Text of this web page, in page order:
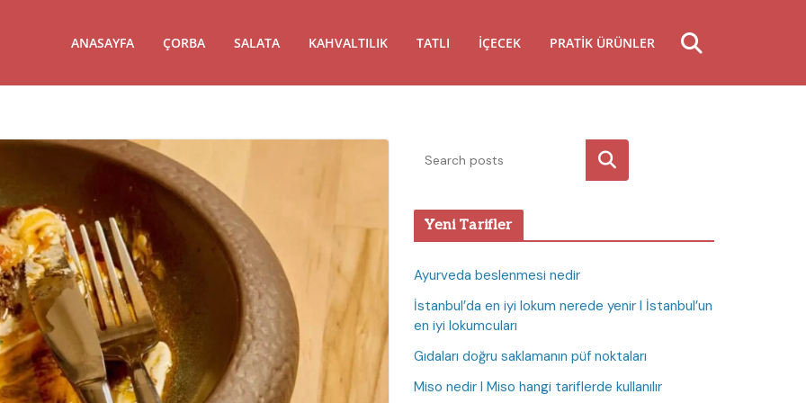
ANASAYFA ÇORBA SALATA KAHVALTILIK TATLI İÇECEK PRATIK ÜRÜNLER
Ara
Yeni Tarifler
Ayurveda beslenmesi nedir
İstanbul’da en iyi lokum nerede yenir I İstanbul’un
en iyi lokumcuları
Gıdaları doğru saklamanın püf noktaları
Miso nedir I Miso hangi tariflerde kullanılır